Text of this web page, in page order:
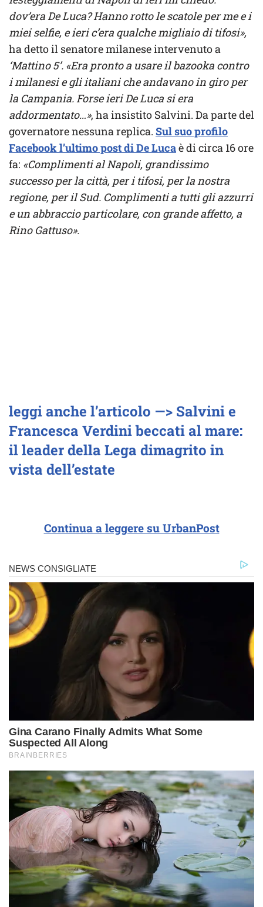
dov’era De Luca? Hanno rotto le scatole per me e i
miei selfie, e ieri c’era qualche migliaio di tifosi»,
ha detto il senatore milanese intervenuto a
‘Mattino 5’. «Era pronto a usare il bazooka contro
i milanesi e gli italiani che andavano in giro per
la Campania. Forse ieri De Luca si era
addormentato…», ha insistito Salvini. Da parte del
governatore nessuna replica. Sul suo profilo
Facebook l’ultimo post di De Lucaè di circa 16 ore
fa: «Complimenti al Napoli, grandissimo
successo per la città, per i tifosi, per la nostra
regione, per il Sud. Complimenti a tutti gli azzurri
e un abbraccio particolare, con grande affetto, a
Rino Gattuso».
leggi anche l’articolo —> Salvini e
Francesca Verdini beccati al mare:
il leader della Lega dimagrito in
vista dell’estate
Continua a leggere su UrbanPost